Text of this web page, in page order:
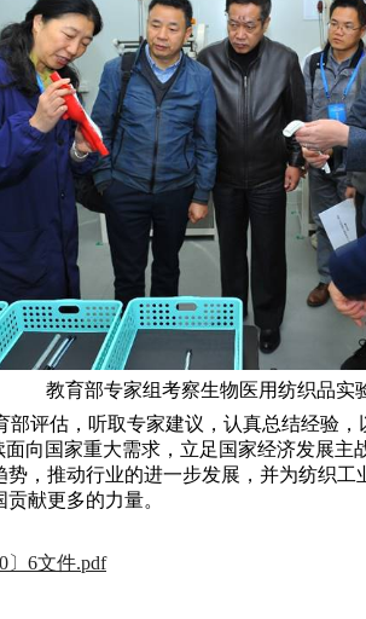
教育部专家组考察生物医用纺织品实
部评估，听取专家建议，认真总结经验
面向国家重大需求，立足国家经济发展
势，推动行业的进一步发展，并为纺织
献更多的力量。
〕6文件.pdf